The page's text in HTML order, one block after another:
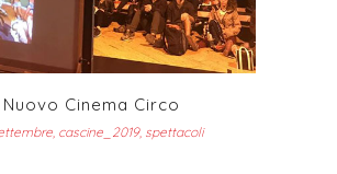
Nuovo Cinema Circo
cascine_2019, spettacoli